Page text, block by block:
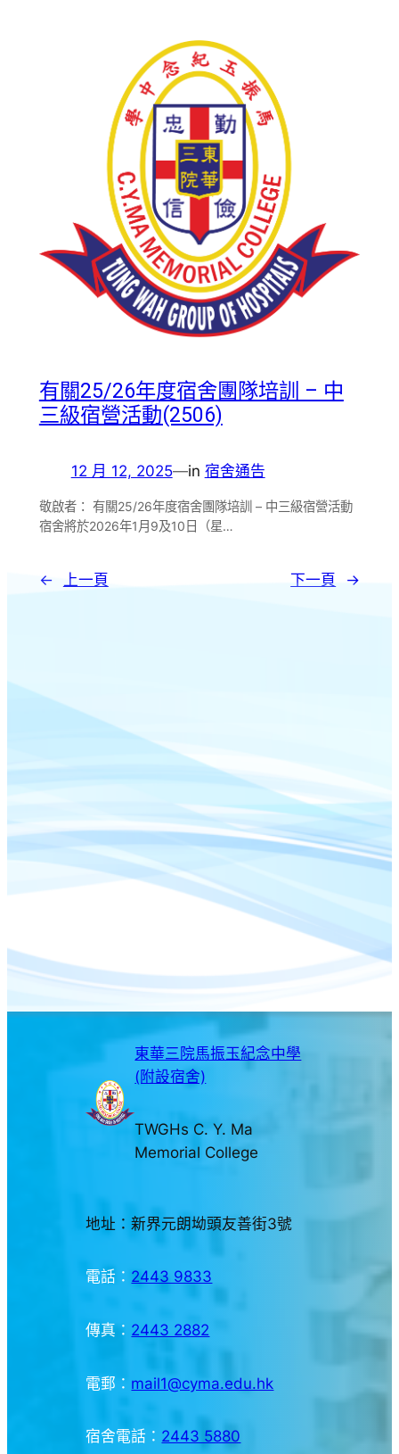
有關25/26年度宿舍團隊培訓 – 中
三級宿營活動(2506)
12 月 12, 2025—in 宿舍通告
敬啟者： 有關25/26年度宿舍團隊培訓 – 中三級宿營活動
宿舍將於2026年1月9及10日（星…
← 上一頁 下一頁 →
東華三院馬振玉紀念中學
(附設宿舍)
TWGHs C. Y. Ma
Memorial College
地址：新界元朗坳頭友善街3號
電話： 2443 9833
傳真： 2443 2882
電郵： mail1@cyma.edu.hk
宿舍電話： 2443 5880